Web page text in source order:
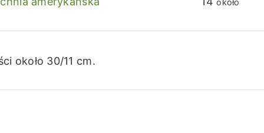
około
około 30/11 cm.